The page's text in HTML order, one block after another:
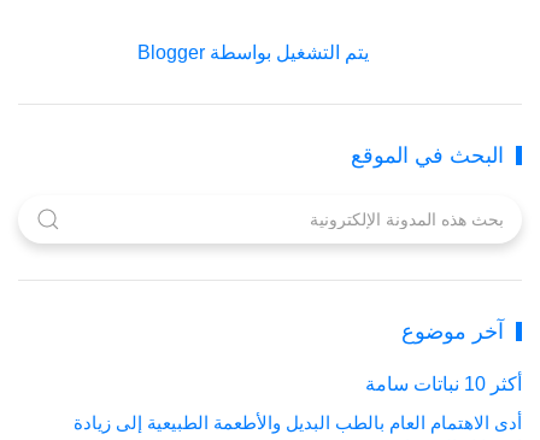
‏يتم التشغيل بواسطة Blogger
البحث في الموقع
آخر موضوع
أكثر 10 نباتات سامة
أدى الاهتمام العام بالطب البديل والأطعمة الطبيعية إلى زيادة